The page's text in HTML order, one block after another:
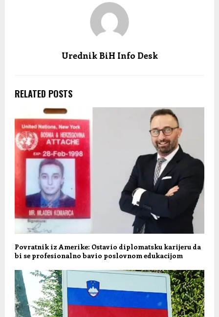
Urednik BiH Info Desk
RELATED POSTS
Povratnik iz Amerike: Ostavio diplomatsku karijeru da
bi se profesionalno bavio poslovnom edukacijom